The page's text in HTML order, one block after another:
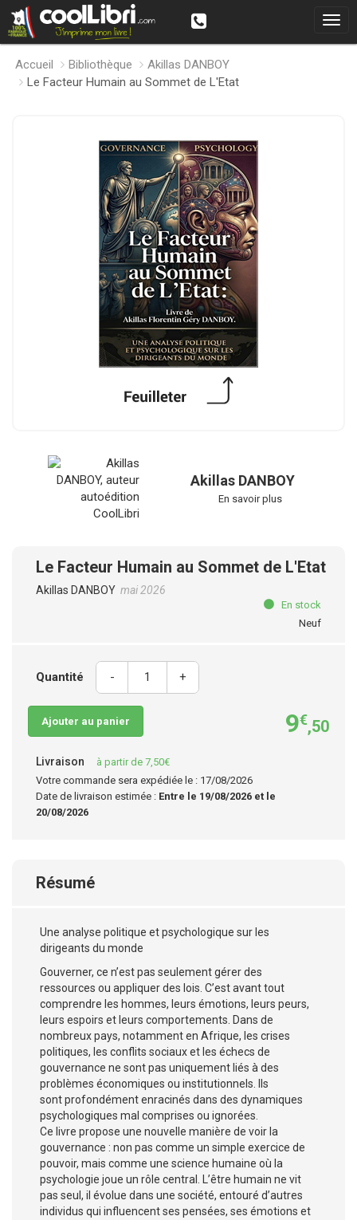
Accueil Bibliothèque
Akillas DANBOY
Le Facteur Humain au Sommet de L'Etat
Akillas DANBOY
En savoir plus
Le Facteur Humain au Sommet de L'Etat
Akillas DANBOY mai 2026
En stock
Neuf
Quantité - +
Ajouter au panier 9€,50
Livraison
à partir de 7,50€
Votre commande sera expédiée le : 17/08/2026
Date de livraison estimée : Entre le 19/08/2026 et le
20/08/2026
Résumé
Une analyse politique et psychologique sur les
dirigeants du monde
Gouverner, ce n’est pas seulement gérer des
ressources ou appliquer des lois. C’est avant tout
comprendre les hommes, leurs émotions, leurs peurs,
leurs espoirs et leurs comportements. Dans de
nombreux pays, notamment en Afrique, les crises
politiques, les conflits sociaux et les échecs de
gouvernance ne sont pas uniquement liés à des
problèmes économiques ou institutionnels. Ils
sont profondément enracinés dans des dynamiques
psychologiques mal comprises ou ignorées.
Ce livre propose une nouvelle manière de voir la
gouvernance : non pas comme un simple exercice de
pouvoir, mais comme une science humaine où la
psychologie joue un rôle central. L’être humain ne vit
pas seul, il évolue dans une société, entouré d’autres
individus qui influencent ses pensées, ses émotions et